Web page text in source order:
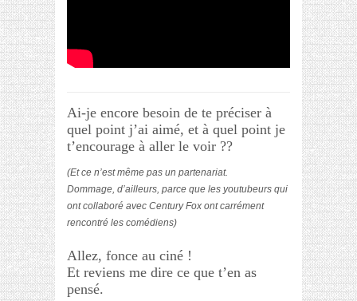
Ai-je encore besoin de te préciser à
quel point j’ai aimé, et à quel point je
t’encourage à aller le voir ??
(Et ce n’est même pas un partenariat.
Dommage, d’ailleurs, parce que les youtubeurs qui
ont collaboré avec Century Fox ont carrément
rencontré les comédiens)
Allez, fonce au ciné !
Et reviens me dire ce que t’en as
pensé.